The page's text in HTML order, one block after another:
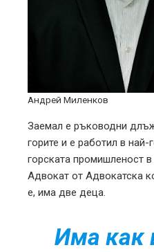
Андрей Миленков
Заемал е ръководни
горите и е работил в
горската промишленост
Адвокат от Адвокатска
е, има две деца.
Има как